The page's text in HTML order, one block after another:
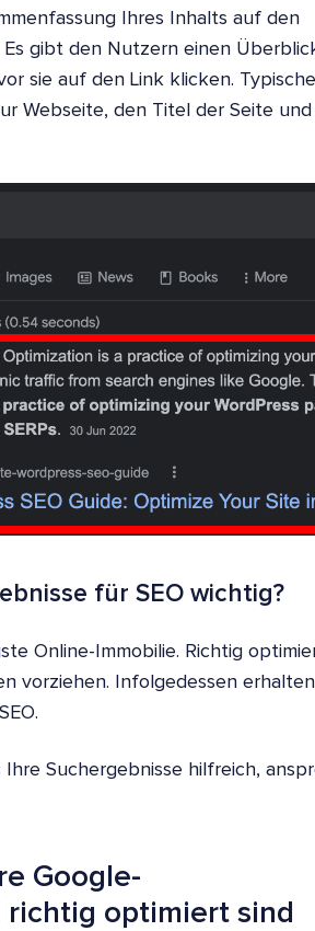
Ihres Inhalts auf den
Es gibt den Nutzern einen
sie auf den Link klicken.
Webseite, den Titel der Seite
für SEO wichtig?
Online-Immobilie. Richtig
vorziehen. Infolgedessen
Ihre Suchergebnisse hilfreich,
Google-
richtig optimiert sind